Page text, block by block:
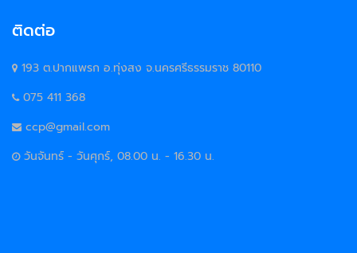
ติดต่อ
193 ต.ปากแพรก อ.ทุ่งสง จ.นครศรีธรรมราช 80110
075 411 368
ccp@gmail.com
วันจันทร์ - วันศุกร์, 08.00 น. - 16.30 น.